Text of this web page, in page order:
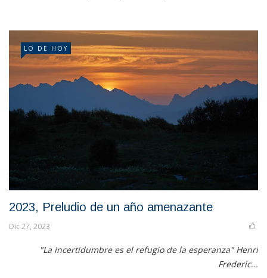
LO DE HOY
2023, Preludio de un año amenazante
Dic 27, 2023
"La incertidumbre es el refugio de la esperanza" Henri
Frederic...